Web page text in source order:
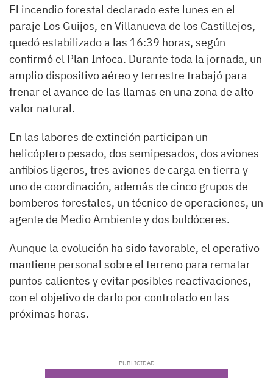
El incendio forestal declarado este lunes en el
paraje Los Guijos, en Villanueva de los Castillejos,
quedó estabilizado a las 16:39 horas, según
confirmó el Plan Infoca. Durante toda la jornada, un
amplio dispositivo aéreo y terrestre trabajó para
frenar el avance de las llamas en una zona de alto
valor natural.
En las labores de extinción participan un
helicóptero pesado, dos semipesados, dos aviones
anfibios ligeros, tres aviones de carga en tierra y
uno de coordinación, además de cinco grupos de
bomberos forestales, un técnico de operaciones, un
agente de Medio Ambiente y dos buldóceres.
Aunque la evolución ha sido favorable, el operativo
mantiene personal sobre el terreno para rematar
puntos calientes y evitar posibles reactivaciones,
con el objetivo de darlo por controlado en las
próximas horas.